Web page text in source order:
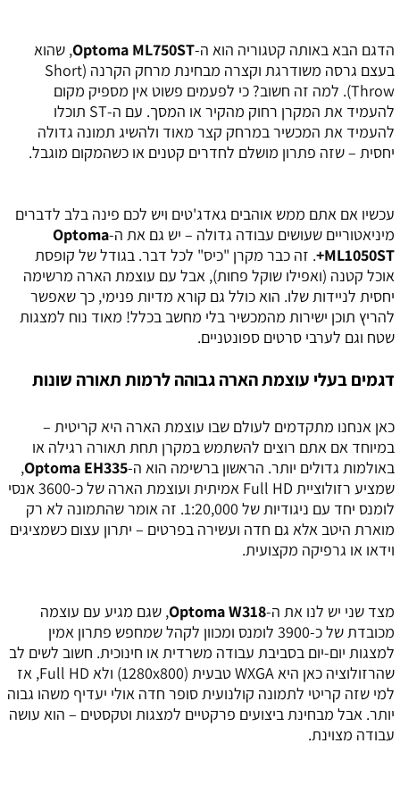
הדגם הבא באותה קטגוריה הוא ה-Optoma ML750ST, שהוא
בעצם גרסה משודרגת וקצרה מבחינת מרחק הקרנה (Short
Throw). למה זה חשוב? כי לפעמים פשוט אין מספיק מקום
להעמיד את המקרן רחוק מהקיר או המסך. עם ה-ST תוכלו
להעמיד את המכשיר במרחק קצר מאוד ולהשיג תמונה גדולה
יחסית – שזה פתרון מושלם לחדרים קטנים או כשהמקום מוגבל.
עכשיו אם אתם ממש אוהבים גאדג'טים ויש לכם פינה בלב לדברים
מיניאטוריים שעושים עבודה גדולה – יש גם את ה-Optoma
ML1050ST+ . זה כבר מקרן "כיס" לכל דבר. בגודל של קופסת
אוכל קטנה (ואפילו שוקל פחות), אבל עם עוצמת הארה מרשימה
יחסית לניידות שלו. הוא כולל גם קורא מדיות פנימי, כך שאפשר
להריץ תוכן ישירות מהמכשיר בלי מחשב בכלל! מאוד נוח למצגות
שטח וגם לערבי סרטים ספונטניים.
דגמים בעלי עוצמת הארה גבוהה לרמות תאורה שונות
כאן אנחנו מתקדמים לעולם שבו עוצמת הארה היא קריטית –
במיוחד אם אתם רוצים להשתמש במקרן תחת תאורה רגילה או
באולמות גדולים יותר. הראשון ברשימה הוא ה-Optoma EH335
,
שמציע רזולוציית Full HD אמיתית ועוצמת הארה של כ-3600 אנסי
לומנס יחד עם ניגודיות של 1:20,000. זה אומר שהתמונה לא רק
מוארת היטב אלא גם חדה ועשירה בפרטים – יתרון עצום כשמציגים
וידאו או גרפיקה מקצועית.
מצד שני יש לנו את ה-Optoma W318, שגם מגיע עם עוצמה
מכובדת של כ-3900 לומנס ומכוון לקהל שמחפש פתרון אמין
למצגות יום-יום בסביבת עבודה משרדית או חינוכית. חשוב לשים לב
שהרזולוציה כאן היא WXGA טבעית (1280x800) ולא Full HD, אז
למי שזה קריטי לתמונה קולנועית סופר חדה אולי יעדיף משהו גבוה
יותר. אבל מבחינת ביצועים פרקטיים למצגות וטקסטים – הוא עושה
עבודה מצוינת.